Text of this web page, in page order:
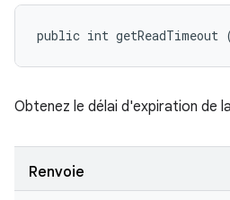
public int getReadTimeout
Obtenez le délai d'expiration de
Renvoie